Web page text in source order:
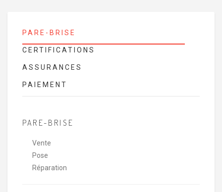
PARE-BRISE
CERTIFICATIONS
ASSURANCES
PAIEMENT
PARE-BRISE
Vente
Pose
Réparation